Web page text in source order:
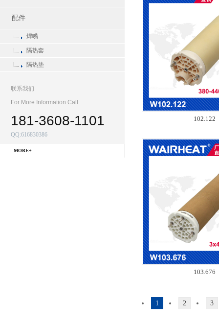
配件
焊嘴
隔热套
隔热垫
联系我们
For More Information Call
181-3608-1101
QQ:616830386
MORE+
102.122
103.676
1 2 3